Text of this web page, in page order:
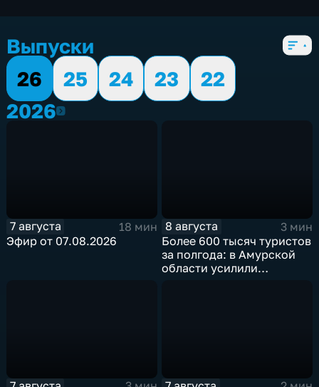
Выпуски
26
25 24 23
22
20262026
7 августа
18 мин
Эфир от 07.08.2026
8 августа
3 мин
Более 600 тысяч туристов
за полгода: в Амурской
области усилили